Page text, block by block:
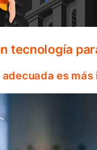
tecnología
es